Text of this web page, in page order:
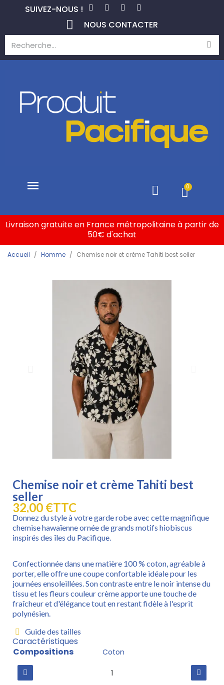
SUIVEZ-NOUS !
NOUS CONTACTER
Livraison gratuite en France métropolitaine à partir de
50€ d'achat
Accueil Homme Chemise noir et crème Tahiti best seller
Chemise noir et crème Tahiti best
seller
32,00 €TTC
Donnez du style à votre garde robe avec cette magnifique
chemise hawaïenne ornée de grands motifs hiobiscus
inspirés des îles du Pacifique.
Confectionnée dans une matière 100 % coton, agréable à
porter, elle offre une coupe confortable idéale pour les
journées ensoleillées. Son contraste entre le noir intense du
tissu et les fleurs couleur crème apporte une touche de
fraîcheur et d'élégance tout en restant fidèle à l'esprit
polynésien.
Guide des tailles
Caractéristiques
Compositions
Coton